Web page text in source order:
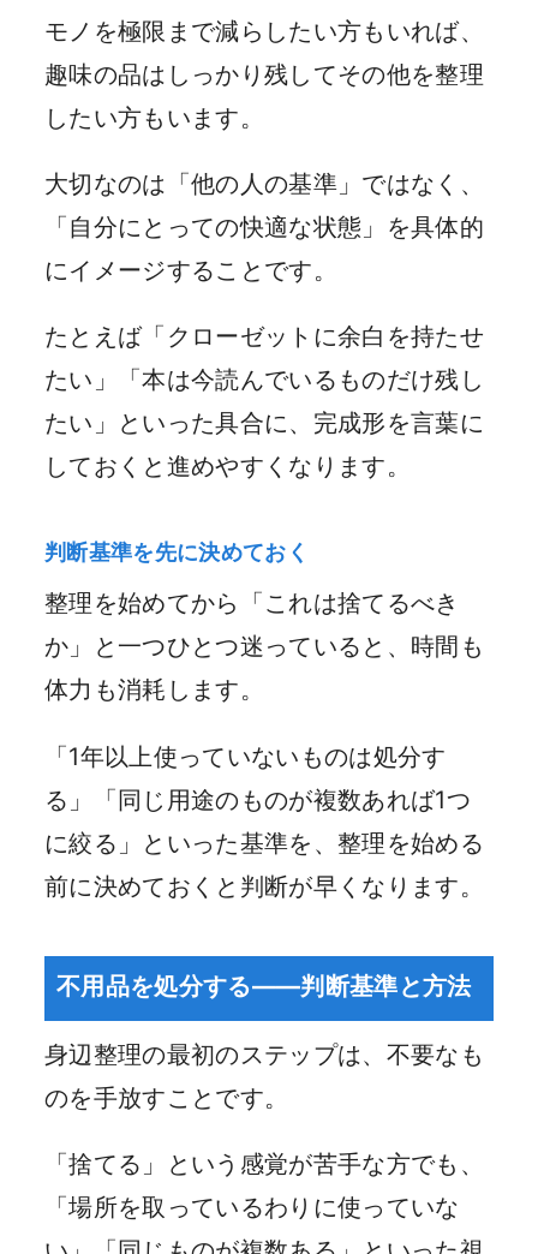
モノを極限まで減らしたい方もいれば、
趣味の品はしっかり残してその他を整理
したい方もいます。
大切なのは「他の人の基準」ではなく、
「自分にとっての快適な状態」を具体的
にイメージすることです。
たとえば「クローゼットに余白を持たせ
たい」「本は今読んでいるものだけ残し
たい」といった具合に、完成形を言葉に
しておくと進めやすくなります。
判断基準を先に決めておく
整理を始めてから「これは捨てるべき
か」と一つひとつ迷っていると、時間も
体力も消耗します。
「1年以上使っていないものは処分す
る」「同じ用途のものが複数あれば1つ
に絞る」といった基準を、整理を始める
前に決めておくと判断が早くなります。
不用品を処分する——判断基準と方法
身辺整理の最初のステップは、不要なも
のを手放すことです。
「捨てる」という感覚が苦手な方でも、
「場所を取っているわりに使っていな